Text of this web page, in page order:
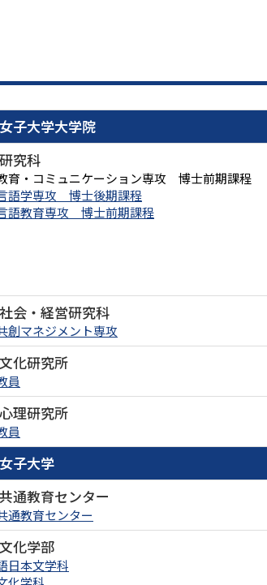
子大学大学院
究科
育・コミュニケーション専攻 博士前期課程
語学専攻 博士後期課程
語教育専攻 博士前期課程
会・経営研究科
創マネジメント専攻
化研究所
員
理研究所
員
子大学
通教育センター
通教育センター
化学部
日本文学科